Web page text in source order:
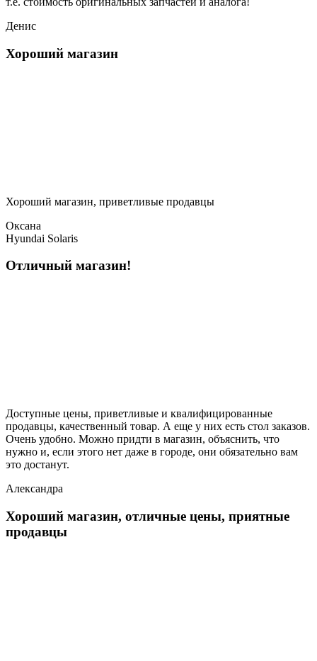
Денис
Хороший магазин
Хороший магазин, приветливые продавцы
Оксана
Hyundai Solaris
Отличный магазин!
Доступные цены, приветливые и квалифицированные
продавцы, качественный товар. А еще у них есть стол заказов.
Очень удобно. Можно придти в магазин, объяснить, что
нужно и, если этого нет даже в городе, они обязательно вам
это достанут.
Александра
Хороший магазин, отличные цены, приятные
продавцы